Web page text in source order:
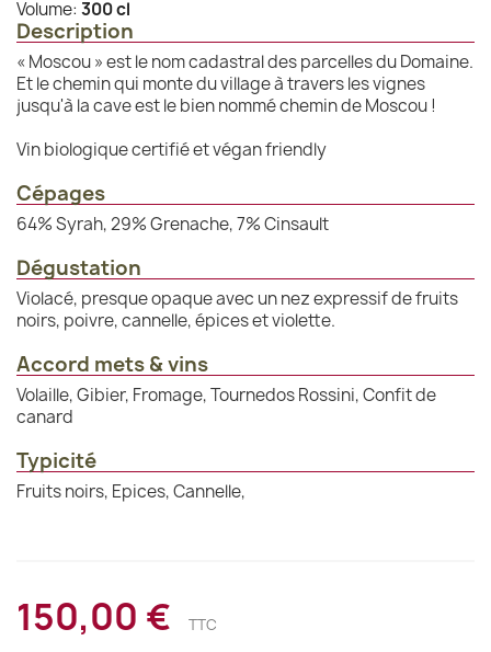
Volume: 300 cl
Description
« Moscou » est le nom cadastral des parcelles du Domaine.
Et le chemin qui monte du village à travers les vignes
jusqu'à la cave est le bien nommé chemin de Moscou !
Vin biologique certifié et végan friendly
Cépages
64% Syrah, 29% Grenache, 7% Cinsault
Dégustation
Violacé, presque opaque avec un nez expressif de fruits
noirs, poivre, cannelle, épices et violette.
Accord mets & vins
Volaille, Gibier, Fromage, Tournedos Rossini, Confit de
canard
Typicité
Fruits noirs, Epices, Cannelle,
150,00 € TTC